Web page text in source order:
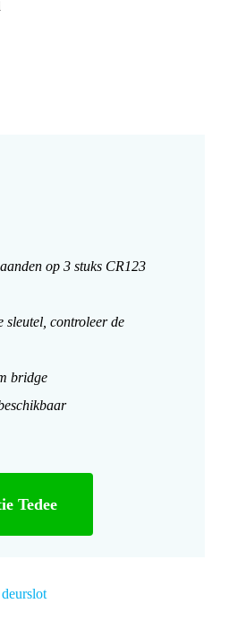
op 3 stuks CR123
sleutel, controleer de
bridge
Tedee